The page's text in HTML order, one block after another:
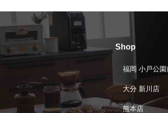
Shop
福岡 小戸公園
大分 新川店
熊本店